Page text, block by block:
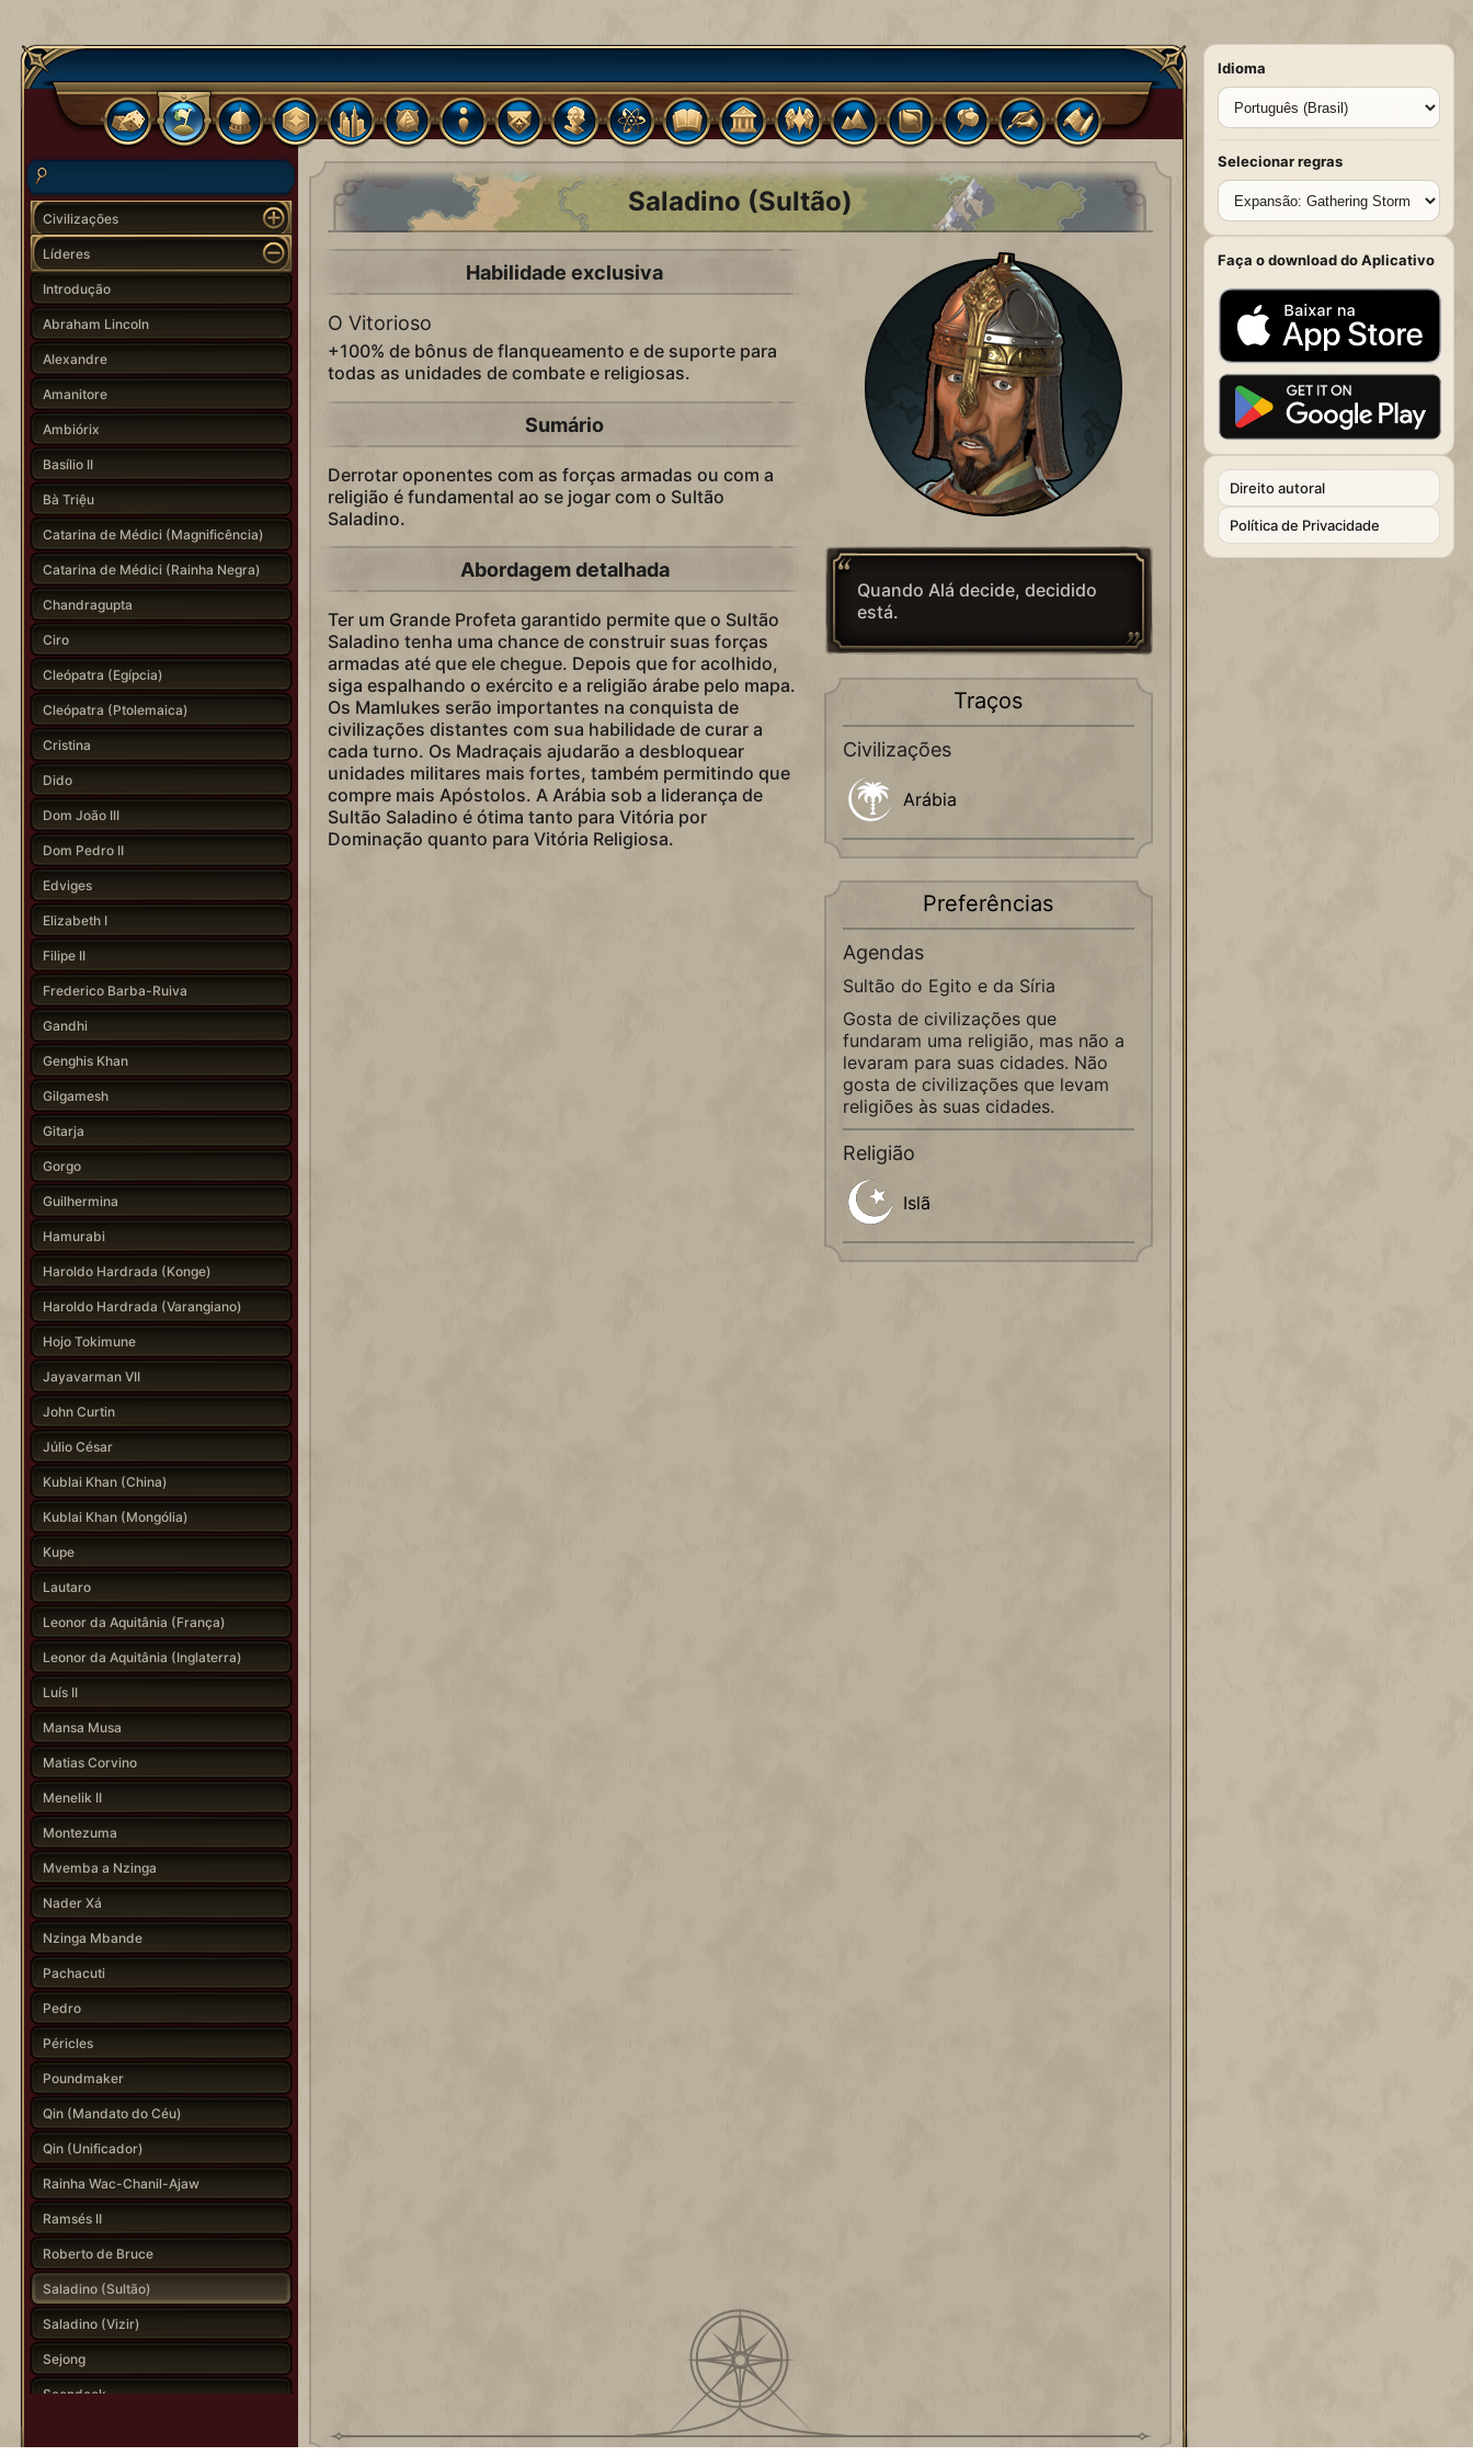
Civilizações
Líderes
Introdução
Abraham Lincoln
Alexandre
Amanitore
Ambiórix
Basílio II
Bà Triệu
Catarina de Médici (Magnificência)
Catarina de Médici (Rainha Negra)
Chandragupta
Ciro
Cleópatra (Egípcia)
Cleópatra (Ptolemaica)
Cristina
Dido
Dom João III
Dom Pedro II
Edviges
Elizabeth I
Filipe II
Frederico Barba-Ruiva
Gandhi
Genghis Khan
Gilgamesh
Gitarja
Gorgo
Guilhermina
Hamurabi
Haroldo Hardrada (Konge)
Haroldo Hardrada (Varangiano)
Hojo Tokimune
Jayavarman VII
John Curtin
Júlio César
Kublai Khan (China)
Kublai Khan (Mongólia)
Kupe
Lautaro
Leonor da Aquitânia (França)
Leonor da Aquitânia (Inglaterra)
Luís II
Mansa Musa
Matias Corvino
Menelik II
Montezuma
Mvemba a Nzinga
Nader Xá
Nzinga Mbande
Pachacuti
Pedro
Péricles
Poundmaker
Qin (Mandato do Céu)
Qin (Unificador)
Rainha Wac-Chanil-Ajaw
Ramsés II
Roberto de Bruce
Saladino (Sultão)
Saladino (Vizir)
Sejong
Seondeok
Saladino (Sultão)
Habilidade exclusiva
O Vitorioso
+100% de bônus de flanqueamento e de suporte para
todas as unidades de combate e religiosas.
Sumário
Derrotar oponentes com as forças armadas ou com a
religião é fundamental ao se jogar com o Sultão
Saladino.
Abordagem detalhada
Ter um Grande Profeta garantido permite que o Sultão
Saladino tenha uma chance de construir suas forças
armadas até que ele chegue. Depois que for acolhido,
siga espalhando o exército e a religião árabe pelo mapa.
Os Mamlukes serão importantes na conquista de
civilizações distantes com sua habilidade de curar a
cada turno. Os Madraçais ajudarão a desbloquear
unidades militares mais fortes, também permitindo que
compre mais Apóstolos. A Arábia sob a liderança de
Sultão Saladino é ótima tanto para Vitória por
Dominação quanto para Vitória Religiosa.
Quando Alá decide, decidido
está.
Traços
Civilizações
Arábia
Preferências
Agendas
Sultão do Egito e da Síria
Gosta de civilizações que
fundaram uma religião, mas não a
levaram para suas cidades. Não
gosta de civilizações que levam
religiões às suas cidades.
Religião
Islã
Idioma
Selecionar regras
Faça o download do Aplicativo
Direito autoral
Política de Privacidade